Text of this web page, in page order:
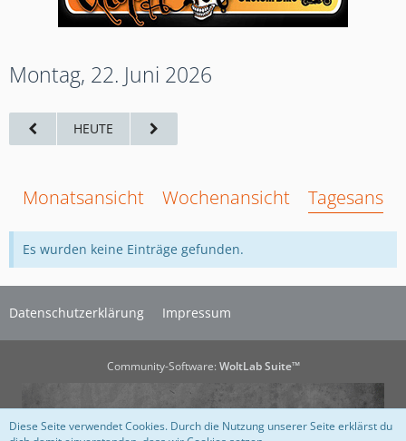
Montag, 22. Juni 2026
HEUTE
Monatsansicht Wochenansicht
Es wurden keine Einträge gefunden.
Datenschutzerklärung Impressum
Community-Software: WoltLab Suite™
Diese Seite verwendet Cookies. Durch die Nutzung unserer Seite erklärst du